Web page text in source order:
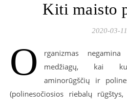
Kiti maisto
2020-03-11
O
rganizmas
medžiagų, kai
aminorūgščių ir
(polinesočiosios riebalų